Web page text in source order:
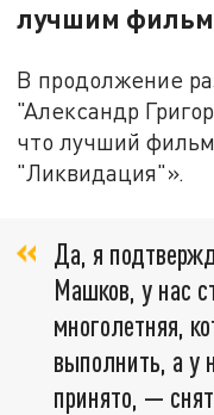
лучшим
В продолжение
"Александр
что лучший
"Ликвидация"».
Да, я
Машков, у нас
многолетняя,
выполнить, а у
принято, —